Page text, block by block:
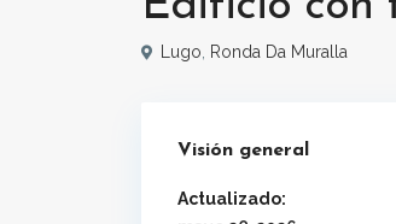
Lugo Ronda Da Muralla
Visión general
Actualizado: